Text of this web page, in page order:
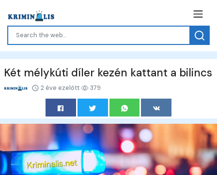
Két mélykúti díler kezén kattant a bilincs
2 éve ezelőtt 379